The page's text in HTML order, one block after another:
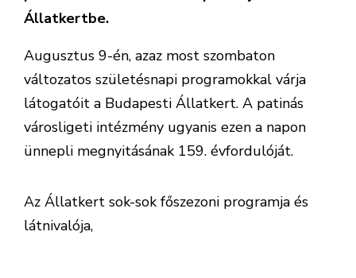
Állatkertbe.
Augusztus 9-én, azaz most szombaton
változatos születésnapi programokkal várja
látogatóit a Budapesti Állatkert. A patinás
városligeti intézmény ugyanis ezen a napon
ünnepli megnyitásának 159. évfordulóját.
Az Állatkert sok-sok főszezoni programja és
látnivalója,